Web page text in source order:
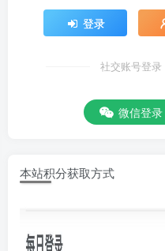
登录
社交账号登录
微信登录
本站积分获取方式